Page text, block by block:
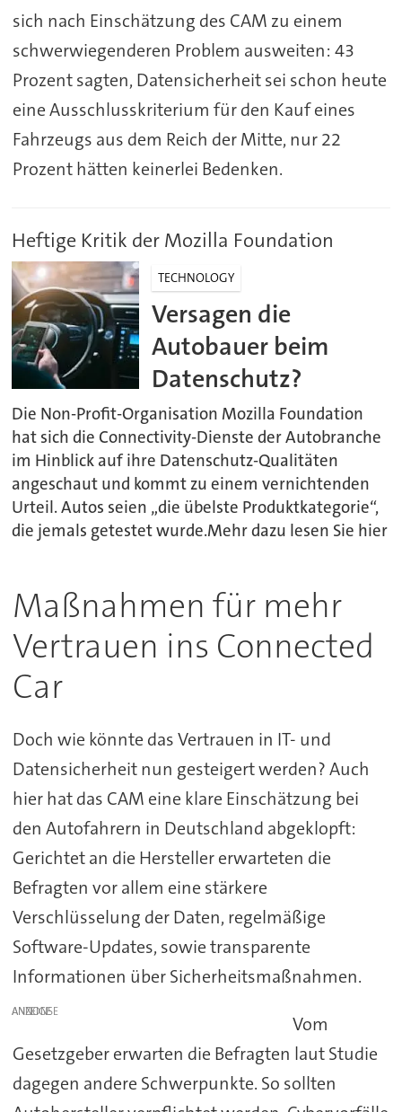
sich nach Einschätzung des CAM zu einem
schwerwiegenderen Problem ausweiten: 43
Prozent sagten, Datensicherheit sei schon heute
eine Ausschlusskriterium für den Kauf eines
Fahrzeugs aus dem Reich der Mitte, nur 22
Prozent hätten keinerlei Bedenken.
Heftige Kritik der Mozilla Foundation
TECHNOLOGY
Versagen die
Autobauer beim
Datenschutz?
Die Non-Profit-Organisation Mozilla Foundation
hat sich die Connectivity-Dienste der Autobranche
im Hinblick auf ihre Datenschutz-Qualitäten
angeschaut und kommt zu einem vernichtenden
Urteil. Autos seien „die übelste Produktkategorie“,
die jemals getestet wurde.Mehr dazu lesen Sie hier
Maßnahmen für mehr
Vertrauen ins Connected
Car
Doch wie könnte das Vertrauen in IT- und
Datensicherheit nun gesteigert werden? Auch
hier hat das CAM eine klare Einschätzung bei
den Autofahrern in Deutschland abgeklopft:
Gerichtet an die Hersteller erwarteten die
Befragten vor allem eine stärkere
Verschlüsselung der Daten, regelmäßige
Software-Updates, sowie transparente
Informationen über Sicherheitsmaßnahmen.
ANZEIGE
Vom
Gesetzgeber erwarten die Befragten laut Studie
dagegen andere Schwerpunkte. So sollten